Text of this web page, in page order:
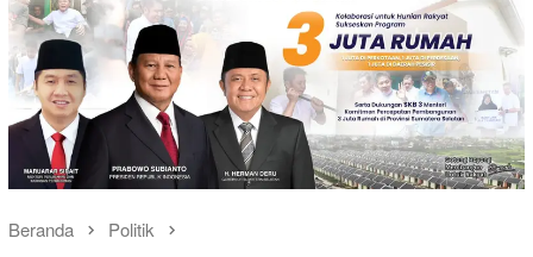
Beranda Politik